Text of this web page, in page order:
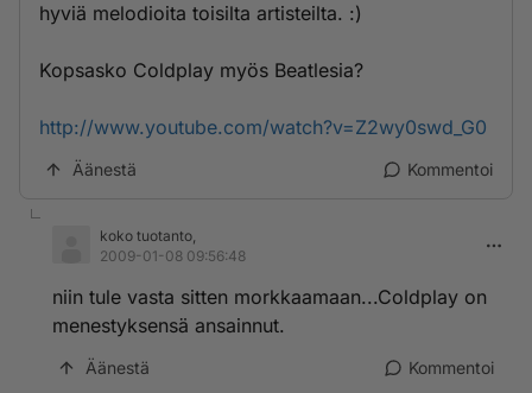
hyviä melodioita toisilta artisteilta. :)
Kopsasko Coldplay myös Beatlesia?
http://www.youtube.com/watch?v=Z2wy0swd_G0
Äänestä Kommentoi
koko tuotanto,
2009-01-08 09:56:48
niin tule vasta sitten morkkaamaan...Coldplay on
menestyksensä ansainnut.
Äänestä Kommentoi